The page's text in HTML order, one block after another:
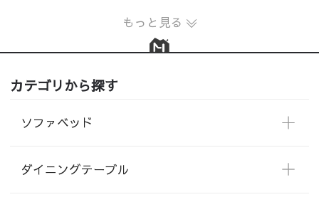
もっと見る
カテゴリから探す
ソファベッド
ダイニングテーブル